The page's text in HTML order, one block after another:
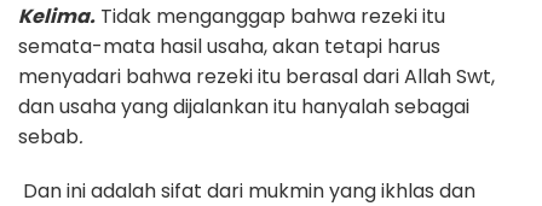
Kelima. Tidak menganggap bahwa rezeki itu
semata-mata hasil usaha, akan tetapi harus
menyadari bahwa rezeki itu berasal dari Allah Swt,
dan usaha yang dijalankan itu hanyalah sebagai
sebab.
Dan ini adalah sifat dari mukmin yang ikhlas dan